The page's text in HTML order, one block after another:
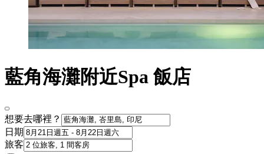
藍角海灘附近Spa 飯店
想要去哪裡？
日期
旅客